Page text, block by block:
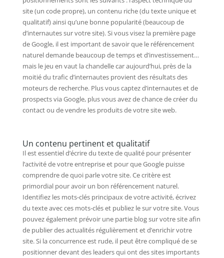
site (un code propre), un contenu riche (du texte unique et
qualitatif) ainsi qu’une bonne popularité (beaucoup de
d’internautes sur votre site). Si vous visez la première page
de Google, il est important de savoir que le référencement
naturel demande beaucoup de temps et d’investissement…
mais le jeu en vaut la chandelle car aujourd’hui, près de la
moitié du trafic d’internautes provient des résultats des
moteurs de recherche. Plus vous captez d’internautes et de
prospects via Google, plus vous avez de chance de créer du
contact ou de vendre les produits de votre site web.
Un contenu pertinent et qualitatif
Il est essentiel d’écrire du texte de qualité pour présenter
l’activité de votre entreprise et pour que Google puisse
comprendre de quoi parle votre site. Ce critère est
primordial pour avoir un bon référencement naturel.
Identifiez les mots-clés principaux de votre activité, écrivez
du texte avec ces mots-clés et publiez le sur votre site. Vous
pouvez également prévoir une partie blog sur votre site afin
de publier des actualités régulièrement et d’enrichir votre
site. Si la concurrence est rude, il peut être compliqué de se
positionner devant des leaders qui ont des sites importants